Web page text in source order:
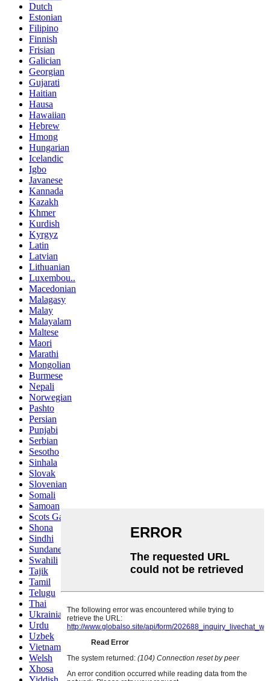
Dutch
Estonian
Filipino
Finnish
Frisian
Galician
Georgian
Gujarati
Haitian
Hausa
Hawaiian
Hebrew
Hmong
Hungarian
Icelandic
Igbo
Javanese
Kannada
Kazakh
Khmer
Kurdish
Kyrgyz
Latin
Latvian
Lithuanian
Luxembou..
Macedonian
Malagasy
Malay
Malayalam
Maltese
Maori
Marathi
Mongolian
Burmese
Nepali
Norwegian
Pashto
Persian
Punjabi
Serbian
Sesotho
Sinhala
Slovak
Slovenian
Somali
Samoan
Scots Gaelic
Shona
Sindhi
Sundanese
Swahili
Tajik
Tamil
Telugu
Thai
Ukrainian
Urdu
Uzbek
Vietnamese
Welsh
Xhosa